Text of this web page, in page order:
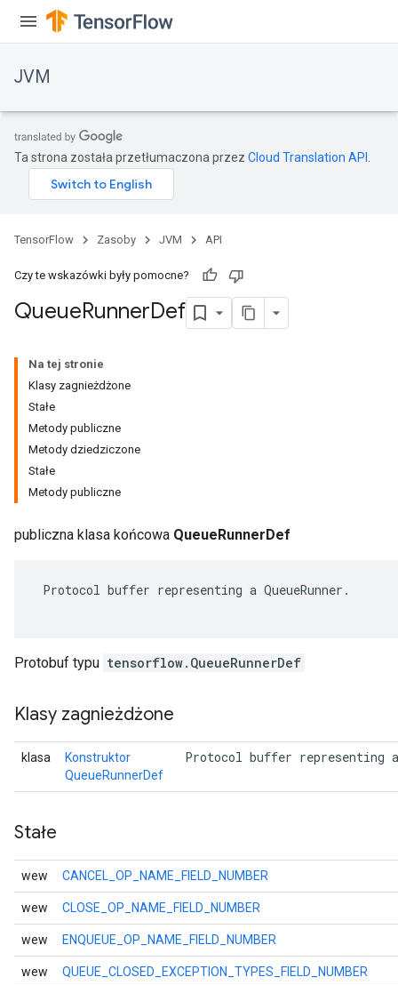
JVM
Ta strona została przetłumaczona przez Cloud Translation API
TensorFlow Zasoby JVM API
Czy te wskazówki były pomocne?
QueueRunnerDef
Na tej stronie
Klasy zagnieżdżone
Stałe
Metody publiczne
Metody dziedziczone
Stałe
Metody publiczne
publiczna klasa końcowa QueueRunnerDef
Protocol buffer representing a QueueRunner.
Protobuf typu tensorflow.QueueRunnerDef
Klasy zagnieżdżone
klasa
Konstruktor
QueueRunnerDef
Protocol buffer representing a
Stałe
wew CANCEL_OP_NAME_FIELD_NUMBER
wew CLOSE_OP_NAME_FIELD_NUMBER
wew ENQUEUE_OP_NAME_FIELD_NUMBER
wew QUEUE_CLOSED_EXCEPTION_TYPES_FIELD_NUMBER